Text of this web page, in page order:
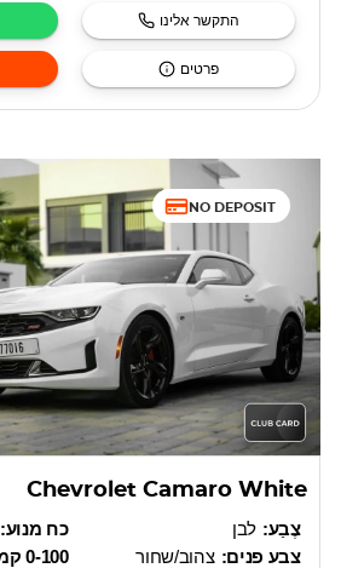
התקשר אלינו
פרטים
NO DEPOSIT
Chevrolet Camaro White
כח מנוע:
0-100 קמ"ש:
צֶבַע: לבן
צבע פנים: צהוב/שחור